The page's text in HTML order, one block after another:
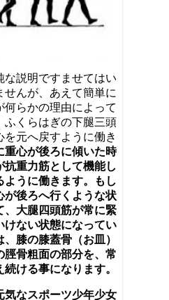
な説明ですませてはい
せんが、あえて簡単に
何らかの理由によって
ふくらはぎの下腿三頭
元へ戻すように働き
重心が後ろに傾いた時
抗重力筋として機能し
ように働きます。もし
が後ろへ行くような状
、大腿四頭筋が常に緊
けない状態になってい
膝の膝蓋骨（お皿）
脛骨粗面の部分を、常
ける事になります。
気なスポーツ少年少女